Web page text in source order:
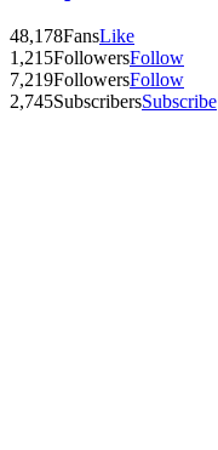
48,178FansLike
1,215FollowersFollow
7,219FollowersFollow
2,745SubscribersSubscribe